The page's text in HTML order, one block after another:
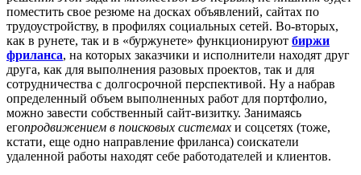
поместить свое резюме на досках объявлений, сайтах по
трудоустройству, в профилях социальных сетей. Во-вторых,
как в рунете, так и в «буржунете» функционируют биржи
фриланса, на которых заказчики и исполнители находят друг
друга, как для выполнения разовых проектов, так и для
сотрудничества с долгосрочной перспективой. Ну а набрав
определенный объем выполненных работ для портфолио,
можно завести собственный сайт-визитку. Занимаясь
егопродвижением в поисковых системах и соцсетях (тоже,
кстати, еще одно направление фриланса) соискатели
удаленной работы находят себе работодателей и клиентов.